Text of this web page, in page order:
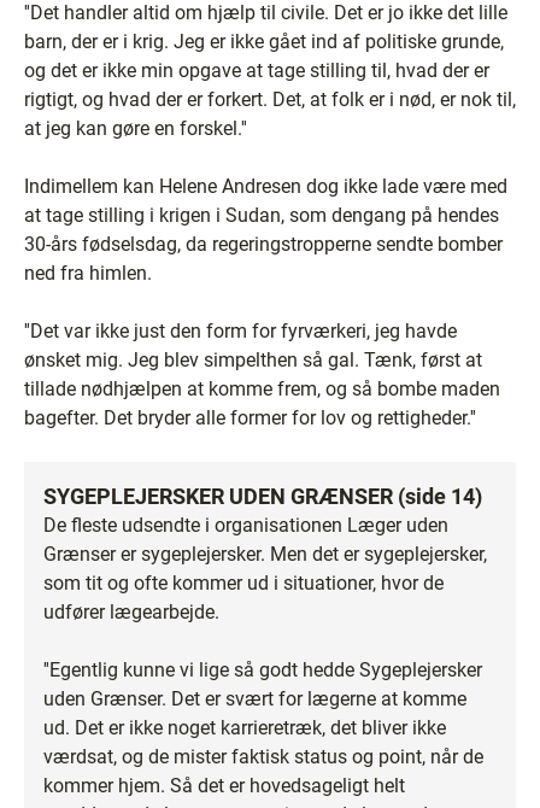
''Det handler altid om hjælp til civile. Det er jo ikke det lille
barn, der er i krig. Jeg er ikke gået ind af politiske grunde,
og det er ikke min opgave at tage stilling til, hvad der er
rigtigt, og hvad der er forkert. Det, at folk er i nød, er nok til,
at jeg kan gøre en forskel.''
Indimellem kan Helene Andresen dog ikke lade være med
at tage stilling i krigen i Sudan, som dengang på hendes
30-års fødselsdag, da regeringstropperne sendte bomber
ned fra himlen.
''Det var ikke just den form for fyrværkeri, jeg havde
ønsket mig. Jeg blev simpelthen så gal. Tænk, først at
tillade nødhjælpen at komme frem, og så bombe maden
bagefter. Det bryder alle former for lov og rettigheder.''
SYGEPLEJERSKER UDEN GRÆNSER (side 14)
De fleste udsendte i organisationen Læger uden
Grænser er sygeplejersker. Men det er sygeplejersker,
som tit og ofte kommer ud i situationer, hvor de
udfører lægearbejde.
''Egentlig kunne vi lige så godt hedde Sygeplejersker
uden Grænser. Det er svært for lægerne at komme
ud. Det er ikke noget karrieretræk, det bliver ikke
værdsat, og de mister faktisk status og point, når de
kommer hjem. Så det er hovedsageligt helt